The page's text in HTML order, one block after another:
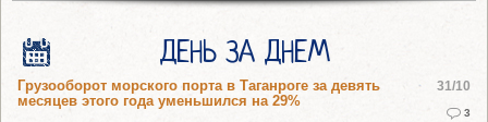
ДЕНЬ ЗА ДНЕМ
31/10
3
Грузооборот морского порта в Таганроге за девять
месяцев этого года уменьшился на 29%